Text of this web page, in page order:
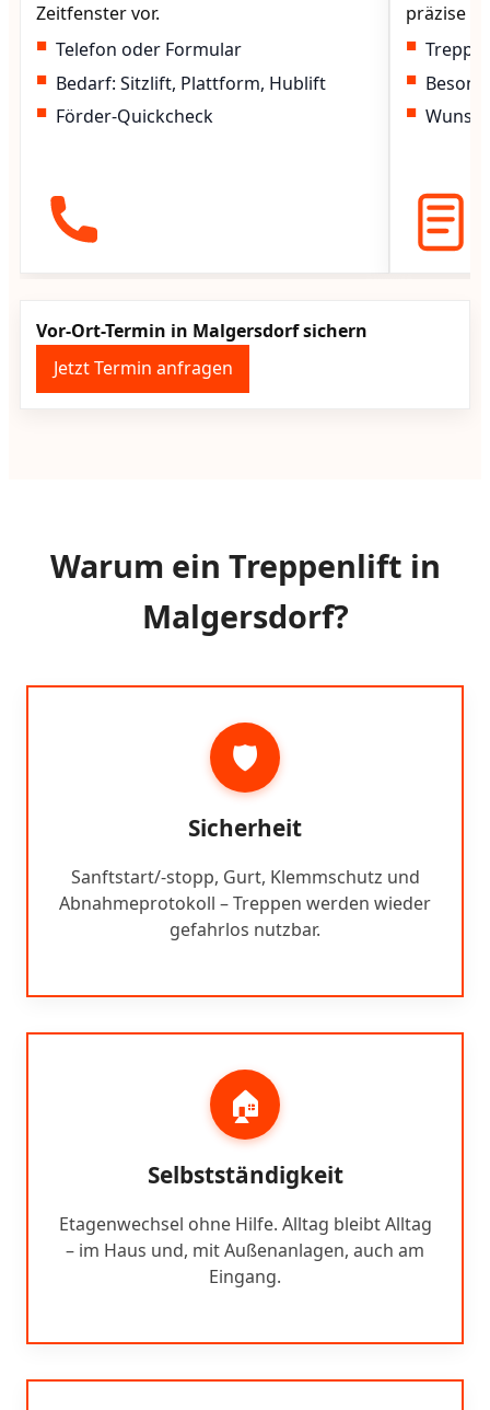
Zeitfenster vor.
Telefon oder Formular
Bedarf: Sitzlift, Plattform, Hublift
Förder-Quickcheck
präzise
Vor-Ort-Termin in Malgersdorf sichern
Jetzt Termin anfragen
Warum ein Treppenlift in
Malgersdorf?
🛡️
Sicherheit
Sanftstart/-stopp, Gurt, Klemmschutz und
Abnahmeprotokoll – Treppen werden wieder
gefahrlos nutzbar.
🏠
Selbstständigkeit
Etagenwechsel ohne Hilfe. Alltag bleibt Alltag
– im Haus und, mit Außenanlagen, auch am
Eingang.